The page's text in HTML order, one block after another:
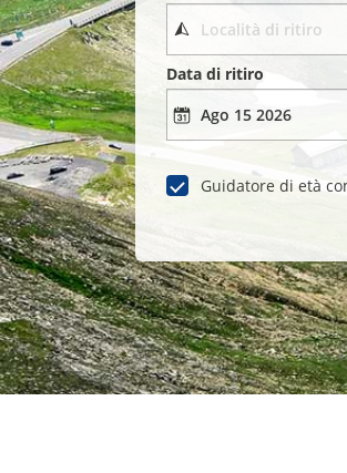
Data di ritiro
Guidatore di età